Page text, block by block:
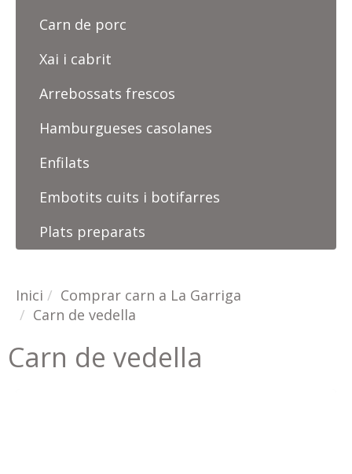
Carn de porc
Xai i cabrit
Arrebossats frescos
Hamburgueses casolanes
Enfilats
Embotits cuits i botifarres
Plats preparats
Inici
Comprar carn a La Garriga
Carn de vedella
Carn de vedella